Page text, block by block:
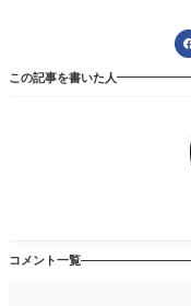
この記事を書いた人
コメント一覧